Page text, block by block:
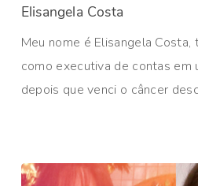
Elisangela Costa
Meu nome é Elisangela
como executiva de contas em
depois que venci o câncer